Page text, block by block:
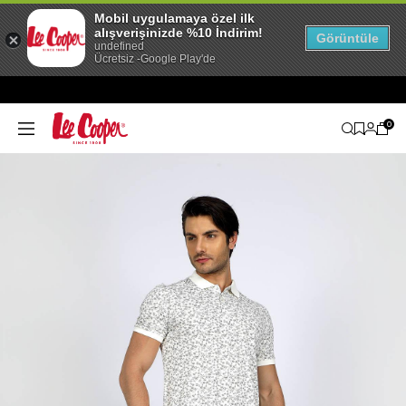
0
Mobil uygulamaya özel ilk
alışverişinizde %10 İndirim!
undefined
Ücretsiz -Google Play'de
Görüntüle